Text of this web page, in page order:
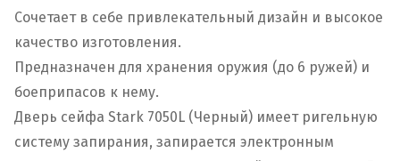
Сочетает в себе привлекательный дизайн и высокое
качество изготовления.
Предназначен для хранения оружия (до 6 ружей) и
боеприпасов к нему.
Дверь сейфа Stark 7050L (Черный) имеет ригельную
систему запирания, запирается электронным